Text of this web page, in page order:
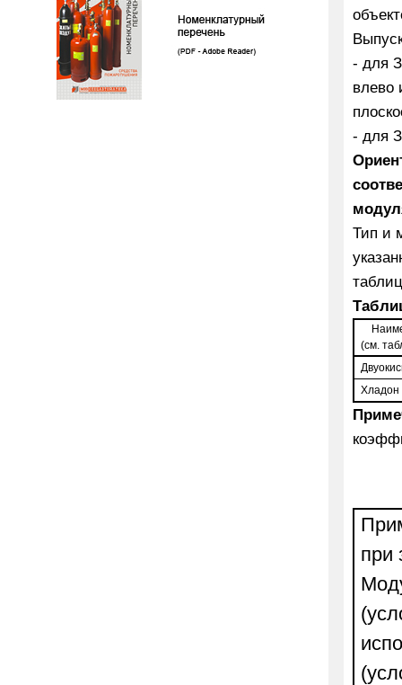
- для
влево
- для
Тип и
(см.
Хладон
при